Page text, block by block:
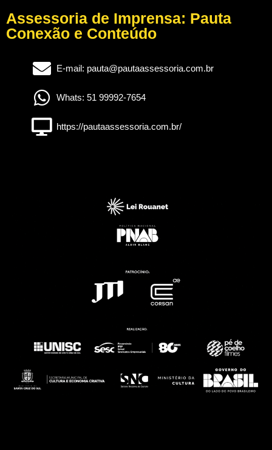
Assessoria de Imprensa: Pauta
Conexão e Conteúdo
E-mail: pauta@pautaassessoria.com.br
Whats: 51 99992-7654
https://pautaassessoria.com.br/